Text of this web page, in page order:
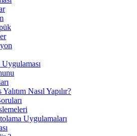
Nasıl Yapılır?
Uygulamaları